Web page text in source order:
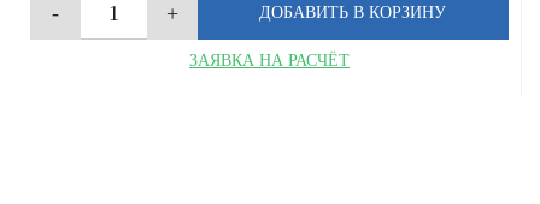
ЗАЯВКА НА РАСЧЁТ